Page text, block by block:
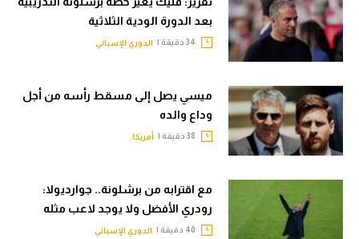
بعد الدورة الودية الثلاثية
الدوري الإسباني
ميسي يصل إلى مسقط رأسه من أجل
وداع والده
أمريكا
مع اقترابه من برشلونة.. جوارديولا:
رودري الأفضل ولا يوجد لاعب مثله
الدوري الإسباني